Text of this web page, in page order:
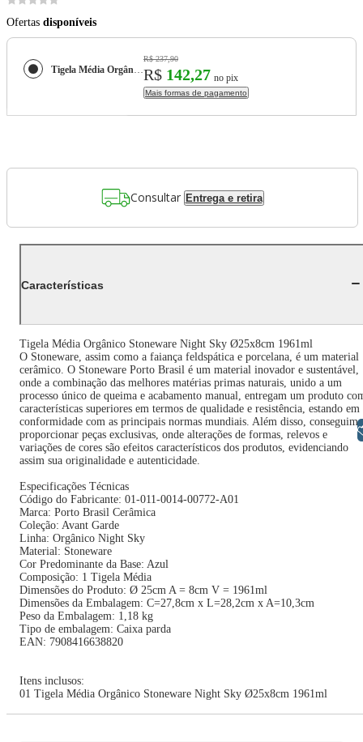
Ofertas disponíveis
Tigela Média Orgânico Stoneware Night Sky Ø25x8cm 1961ml
R$ 237,90
R$ 142,27 no pix
Mais formas de pagamento
Consultar Entrega e retira
Características
Tigela Média Orgânico Stoneware Night Sky Ø25x8cm 1961ml
O Stoneware, assim como a faiança feldspática e porcelana, é um material
cerâmico. O Stoneware Porto Brasil é um material inovador e sustentável,
onde a combinação das melhores matérias primas naturais, unido a um
processo único de queima e acabamento manual, entregam um produto
características superiores em termos de qualidade e resistência, estando em
conformidade com as principais normas mundiais. Além disso,
proporcionar peças exclusivas, onde alterações de formas, relevos e
variações de cores são efeitos característicos dos produtos, evidenciando
assim sua originalidade e autenticidade.
Especificações Técnicas
Código do Fabricante: 01-011-0014-00772-A01
Marca: Porto Brasil Cerâmica
Coleção: Avant Garde
Linha: Orgânico Night Sky
Material: Stoneware
Cor Predominante da Base: Azul
Composição: 1 Tigela Média
Dimensões do Produto: Ø 25cm A = 8cm V = 1961ml
Dimensões da Embalagem: C=27,8cm x L=28,2cm x A=10,3cm
Peso da Embalagem: 1,18 kg
Tipo de embalagem: Caixa parda
EAN: 7908416638820
Itens inclusos:
01 Tigela Média Orgânico Stoneware Night Sky Ø25x8cm 1961ml
Libras